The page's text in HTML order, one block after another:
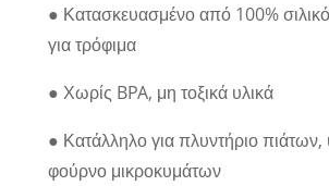
● Κατασκευασμένο από 100%
για τρόφιμα
● Χωρίς BPA, μη τοξικά υλικά
● Κατάλληλο για πλυντήριο πιάτων,
φούρνο μικροκυμάτων